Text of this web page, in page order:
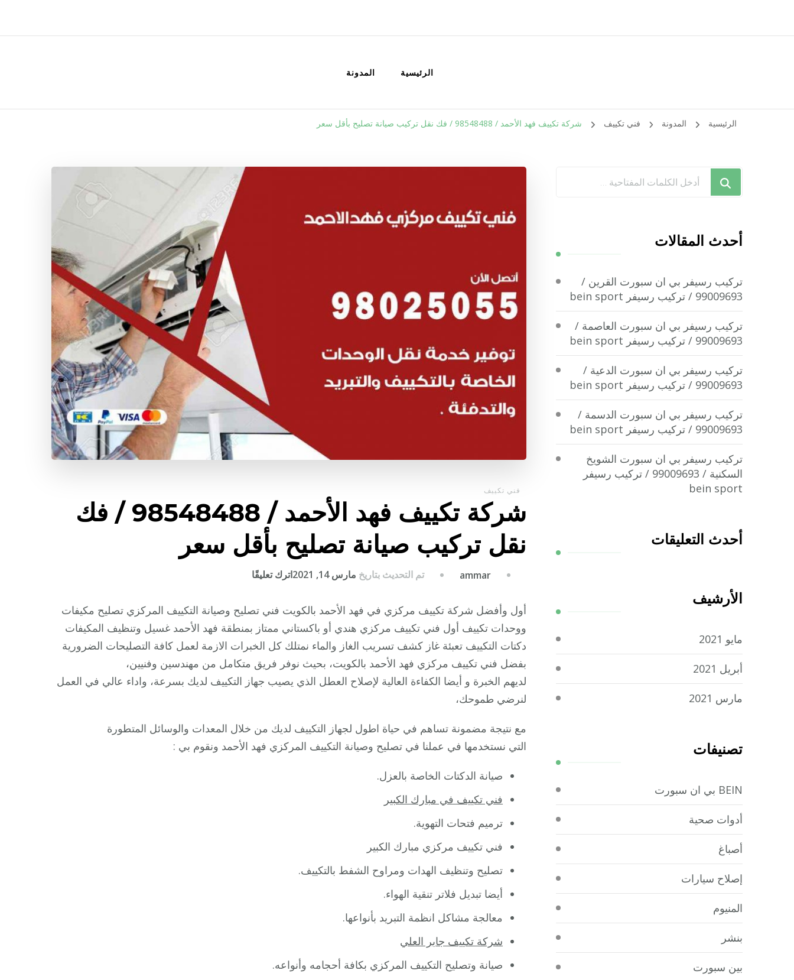
الرئيسية المدونة
الرئيسية المدونة فني تكييف شركة تكييف فهد الأحمد / 98548488 / فك نقل تركيب صيانة تصليح بأقل سعر
فني تكييف
شركة تكييف فهد الأحمد / 98548488 / فك
نقل تركيب صيانة تصليح بأقل سعر
ammar تم التحديث بتاريخ مارس 14, 2021 اترك تعليقًا
تكييف
الأحمد
/
98548488
/
تركيب
صيانة
أول وأفضل شركة تكييف مركزي في فهد الأحمد بالكويت فني تصليح وصيانة التكييف المركزي تصليح مكيفات
ووحدات تكييف أول فني تكييف مركزي هندي أو باكستاني ممتاز بمنطقة فهد الأحمد غسيل وتنظيف المكيفات
دكتات التكييف تعبئة غاز كشف تسريب الغاز والماء نمتلك كل الخبرات الازمة لعمل كافة التصليحات الضرورية
بفضل فني تكييف مركزي فهد الأحمد بالكويت، بحيث نوفر فريق متكامل من مهندسين وفنيين،
لديهم الخبرة و أيضا الكفاءة العالية لإصلاح العطل الذي يصيب جهاز التكييف لديك بسرعة، واداء عالي في العمل
لنرضي طموحك،
مع نتيجة مضمونة تساهم في حياة اطول لجهاز التكييف لديك من خلال المعدات والوسائل المتطورة
التي نستخدمها في عملنا في تصليح وصيانة التكييف المركزي فهد الأحمد ونقوم بي :
صيانة الدكتات الخاصة بالعزل.
فني تكييف في مبارك الكبير
ترميم فتحات التهوية.
فني تكييف مركزي مبارك الكبير
تصليح وتنظيف الهدات ومراوح الشفط بالتكييف.
أيضا تبديل فلاتر تنقية الهواء.
معالجة مشاكل انظمة التبريد بأنواعها.
شركة تكييف جابر العلي
صيانة وتصليح التكييف المركزي بكافة أحجامه وأنواعه.
تبحث
شيء
ما؟
أحدث المقالات
تركيب رسيفر بي ان سبورت القرين /
99009693 / تركيب رسيفر bein sport
تركيب رسيفر بي ان سبورت العاصمة /
99009693 / تركيب رسيفر bein sport
تركيب رسيفر بي ان سبورت الدعية /
99009693 / تركيب رسيفر bein sport
تركيب رسيفر بي ان سبورت الدسمة /
99009693 / تركيب رسيفر bein sport
تركيب رسيفر بي ان سبورت الشويخ
السكنية / 99009693 / تركيب رسيفر
bein sport
أحدث التعليقات
الأرشيف
مايو 2021
أبريل 2021
مارس 2021
تصنيفات
BEIN بي ان سبورت
أدوات صحية
أصباغ
إصلاح سيارات
المنيوم
بنشر
بين سبورت